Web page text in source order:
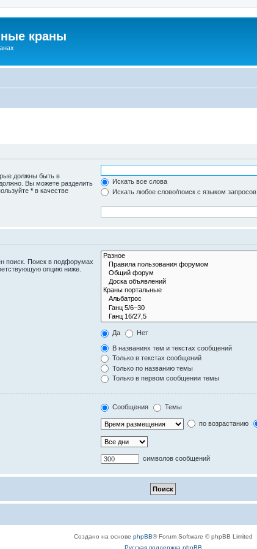
краны
должны быть в
Вы можете разделить
* в качестве
Искать все слова
Искать любое слово/поиск с языком запросов
поиск. Поиск в подфорумах
опцию ниже.
Да Нет
В названиях тем и текстах сообщений
Только в текстах сообщений
Только по названию темы
Только в первом сообщении темы
Сообщения Темы
по возрастанию
символов сообщений
Создано на основе phpBB® Forum Software © phpBB Limited
Русская поддержка phpBB